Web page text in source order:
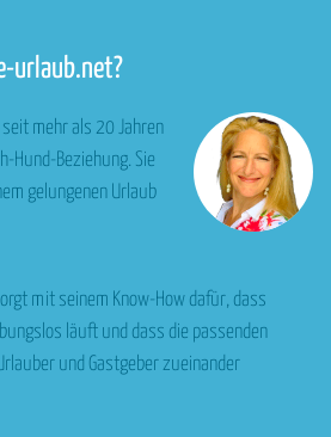
urlaub.net?
mehr als 20 Jahren
Hund-Beziehung. Sie
gelungenen Urlaub
mit seinem Know-How dafür, dass
läuft und dass die passenden
und Gastgeber zueinander